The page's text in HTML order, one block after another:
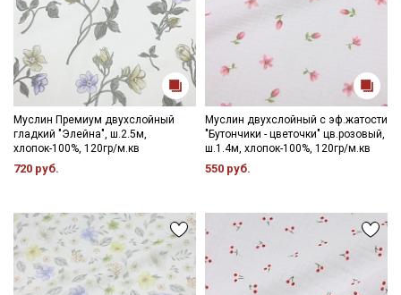
Муслин Премиум двухслойный
гладкий "Элейна", ш.2.5м,
хлопок-100%, 120гр/м.кв
720 руб.
Муслин двухслойный с эф.жатости
"Бутончики - цветочки" цв.розовый,
ш.1.4м, хлопок-100%, 120гр/м.кв
550 руб.